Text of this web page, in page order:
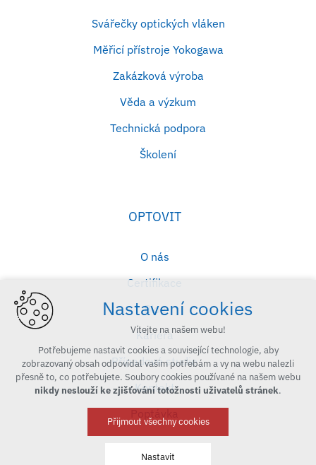
Svářečky optických vláken
Měřicí přístroje Yokogawa
Zakázková výroba
Věda a výzkum
Technická podpora
Školení
OPTOVIT
O nás
Certifikace
Blog
Kariéra
Případové studie
Kontakt
Nastavení cookies
Vítejte na našem webu!
Potřebujeme nastavit cookies a související technologie, aby
zobrazovaný obsah odpovídal vašim potřebám a vy na webu nalezli
přesně to, co potřebujete. Soubory cookies používané na našem webu
nikdy neslouží ke zjišťování totožnosti uživatelů stránek.
Přijmout všechny cookies
Nastavit